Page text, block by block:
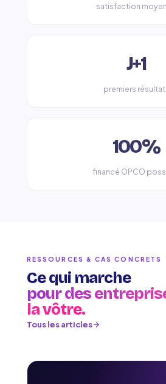
satisfaction
J+1
premiers
100%
financé OPCO
RESSOURCES & CAS CONCRETS
Ce qui marche
pour des
la vôtre.
Tous les articles